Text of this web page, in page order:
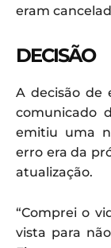
eram
DECISÃO
A decisão de
comunicado
emitiu uma
erro era da
atualização.
“Comprei o
vista para